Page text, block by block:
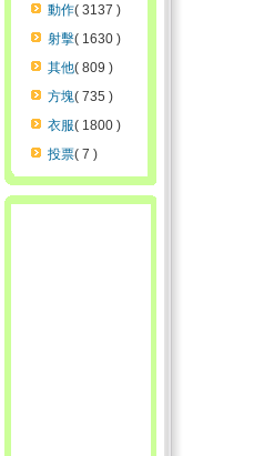
動作( 3137 )
射擊( 1630 )
其他( 809 )
方塊( 735 )
衣服( 1800 )
投票( 7 )